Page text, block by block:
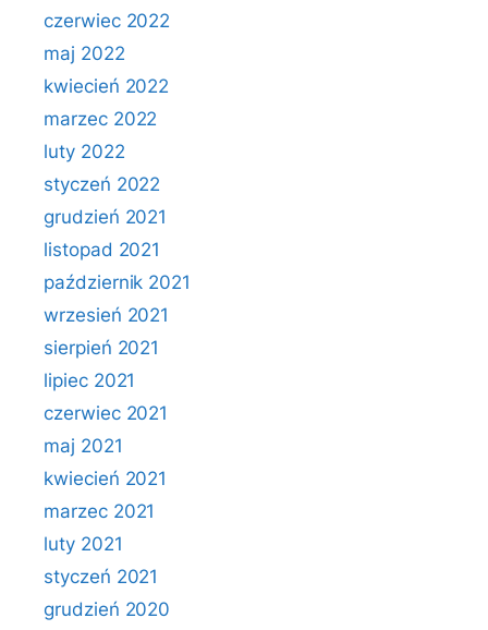
czerwiec 2022
maj 2022
kwiecień 2022
marzec 2022
luty 2022
styczeń 2022
grudzień 2021
listopad 2021
październik 2021
wrzesień 2021
sierpień 2021
lipiec 2021
czerwiec 2021
maj 2021
kwiecień 2021
marzec 2021
luty 2021
styczeń 2021
grudzień 2020